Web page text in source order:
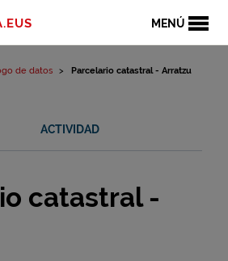
MENÚ
de datos Parcelario catastral - Arratzu
ACTIVIDAD
catastral -